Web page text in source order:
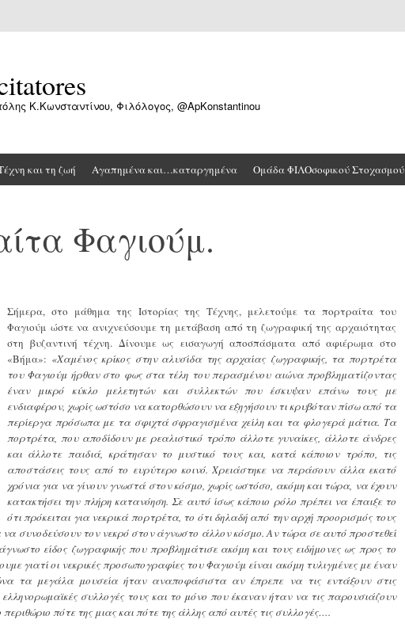
Κ.Κωνσταντίνου, Φιλόλογος, @ApKonstantinou
και τη ζωή Αγαπημένα και…καταργημένα Ομάδα ΦΙΛΟσοφικού Στοχασμού
Φαγιούμ.
Σήμερα, στο μάθημα της Ιστορίας της Τέχνης, μελετούμε τα πορτραίτα του
Φαγιούμ ώστε να ανιχνεύσουμε τη μετάβαση από τη ζωγραφική της αρχαιότητας
στη βυζαντινή τέχνη. Δίνουμε ως εισαγωγή αποσπάσματα από αφιέρωμα στο
«Βήμα»: «Χαμένος κρίκος στην αλυσίδα της αρχαίας ζωγραφικής, τα πορτρέτα
του Φαγιούμ ήρθαν στο φως στα τέλη του περασμένου αιώνα προβληματίζοντας
έναν μικρό κύκλο μελετητών και συλλεκτών που έσκυψαν επάνω τους με
ενδιαφέρον, χωρίς ωστόσο να κατορθώσουν να εξηγήσουν τι κρυβόταν πίσω από τα
περίεργα πρόσωπα με τα σφιχτά σφραγισμένα χείλη και τα φλογερά μάτια. Τα
πορτρέτα, που αποδίδουν με ρεαλιστικό τρόπο άλλοτε γυναίκες, άλλοτε άνδρες
και άλλοτε παιδιά, κράτησαν το μυστικό τους και, κατά κάποιον τρόπο, τις
αποστάσεις τους από το ευρύτερο κοινό. Χρειάστηκε να περάσουν άλλα εκατό
χρόνια για να γίνουν γνωστά στον κόσμο, χωρίς ωστόσο, ακόμη και τώρα, να έχουν
κατακτήσει την πλήρη κατανόηση. Σε αυτό ίσως κάποιο ρόλο πρέπει να έπαιξε το
ότι πρόκειται για νεκρικά πορτρέτα, το ότι δηλαδή από την αρχή προορισμός τους
να συνοδεύσουν τον νεκρό στον άγνωστο άλλον κόσμο. Αν τώρα σε αυτό προστεθεί
είδος ζωγραφικής που προβλημάτισε ακόμη και τους ειδήμονες ως προς το
γιατί οι νεκρικές προσωπογραφίες του Φαγιούμ είναι ακόμη τυλιγμένες με έναν
τα μεγάλα μουσεία ήταν αναποφάσιστα αν έπρεπε να τις εντάξουν στις
ελληνορωμαϊκές συλλογές τους και το μόνο που έκαναν ήταν να τις παρουσιάζουν
πότε της μιας και πότε της άλλης από αυτές τις συλλογές….